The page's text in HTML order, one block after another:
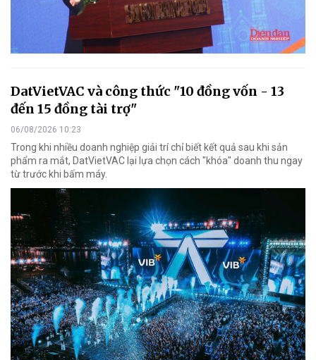
DatVietVAC và công thức "10 đồng vốn - 13
đến 15 đồng tài trợ"
06/08/2026 10:23
Trong khi nhiều doanh nghiệp giải trí chỉ biết kết quả sau khi sản
phẩm ra mắt, DatVietVAC lại lựa chọn cách "khóa" doanh thu ngay
từ trước khi bấm máy.